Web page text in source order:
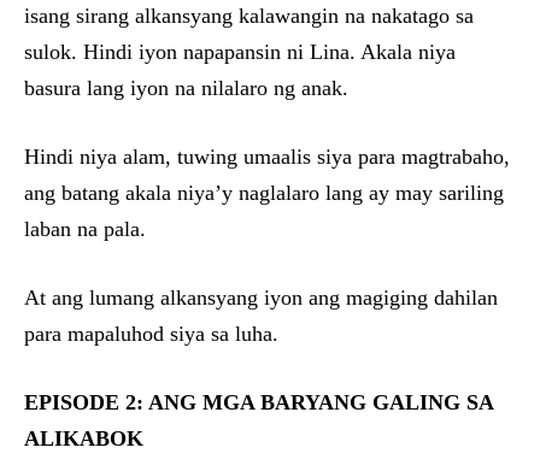
isang sirang alkansyang kalawangin na nakatago sa
sulok. Hindi iyon napapansin ni Lina. Akala niya
basura lang iyon na nilalaro ng anak.
Hindi niya alam, tuwing umaalis siya para magtrabaho,
ang batang akala niya’y naglalaro lang ay may sariling
laban na pala.
At ang lumang alkansyang iyon ang magiging dahilan
para mapaluhod siya sa luha.
EPISODE 2: ANG MGA BARYANG GALING SA
ALIKABOK